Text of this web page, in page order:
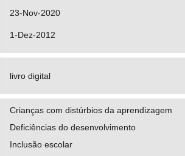
23-Nov-2020
1-Dez-2012
livro digital
Crianças com distúrbios da aprendizagem
Deficiências do desenvolvimento
Inclusão escolar